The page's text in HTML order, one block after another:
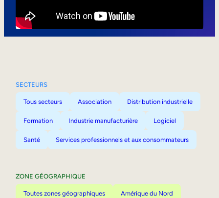
SECTEURS
Tous secteurs Association Distribution industrielle
Formation Industrie manufacturière Logiciel
Santé Services professionnels et aux consommateurs
ZONE GÉOGRAPHIQUE
Toutes zones géographiques Amérique du Nord